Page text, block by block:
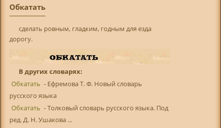
Обкатать
сделать ровным, гладким, годным для езда
дорогу.
В других словарях:
Обкатать - Ефремова Т. Ф. Новый словарь
русского языка
Обкатать - Толковый словарь русского языка. Под
ред. Д. Н. Ушакова ...